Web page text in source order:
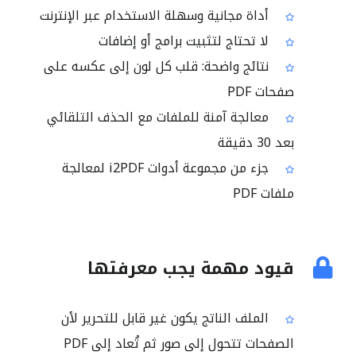
أداة مجانية وسهلة الاستخدام عبر الإنترنت
لا تحتاج لتثبيت برامج أو إضافات
نتائج واضحة: قلب كل لون إلى عكسه على
صفحات PDF
معالجة آمنة للملفات مع الحذف التلقائي
بعد 30 دقيقة
جزء من مجموعة أدوات i2PDF لمعالجة
ملفات PDF
قيود مهمة يجب معرفتها
الملف الناتج يكون غير قابل للتحرير لأن
الصفحات تتحول إلى صور ثم تُعاد إلى PDF